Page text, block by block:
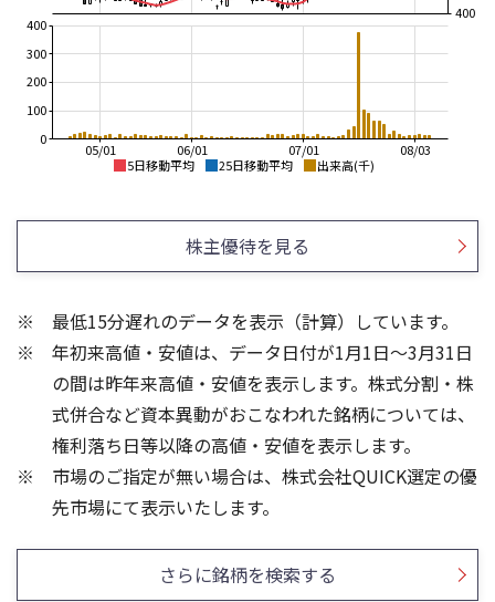
5日移動平均 25日移動平均 出来高(千)
08/03
07/01
06/01
05/01
400
0
100
200
300
400
25/12
25/10
25/08
25/06
25/04
200
300
500
600
0
500
1,000
24/01
23/01
22/01
21/01
200
400
1,000
1,200
1,400
200
株主優待を見る
最低15分遅れのデータを表示（計算）しています。
年初来高値・安値は、データ日付が1月1日～3月31日
の間は昨年来高値・安値を表示します。株式分割・株
式併合など資本異動がおこなわれた銘柄については、
権利落ち日等以降の高値・安値を表示します。
市場のご指定が無い場合は、株式会社QUICK選定の優
先市場にて表示いたします。
さらに銘柄を検索する